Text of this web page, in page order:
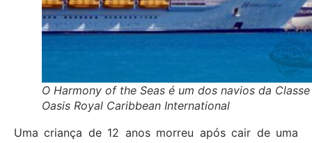
O Harmony of the Seas é um dos navios da Classe
Oasis Royal Caribbean International
Uma criança de 12 anos morreu após cair de uma